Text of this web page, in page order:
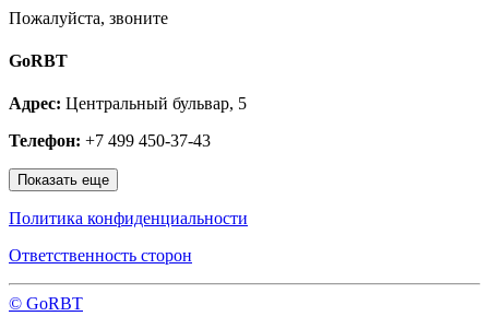
Люберцы
Малаховка
Можайск
Москва и МО
Наро-Фоминск
Ногинск
Одинцово
Ожерелье
Орехово-Зуево
Пересвет
Подольск
Протвино
Пожалуйста, звоните
GoRBT
Адрес: Центральный бульвар, 5
Телефон: +7 499 450-37-43
Показать еще
Политика конфиденциальности
Ответственность сторон
© GoRBT